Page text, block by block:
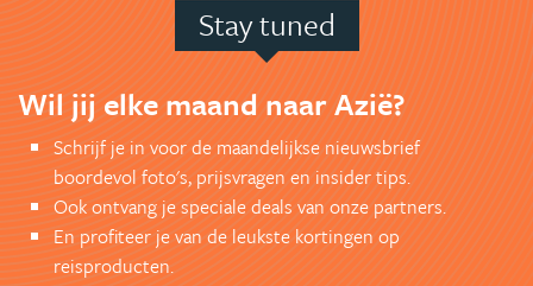
Stay tuned
Wil jij elke maand naar Azië?
Schrijf je in voor de maandelijkse nieuwsbrief
boordevol foto's, prijsvragen en insider tips.
Ook ontvang je speciale deals van onze partners.
En profiteer je van de leukste kortingen op
reisproducten.